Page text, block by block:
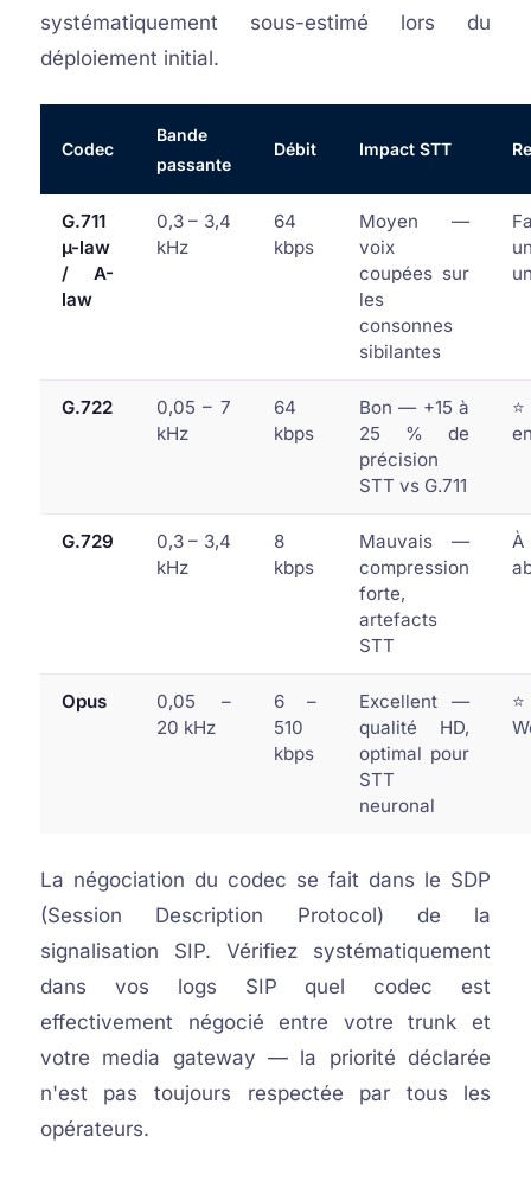
systématiquement sous-estimé lors du
déploiement initial.
Codec
Bande
passante
Débit Impact STT
G.711
µ-law
/ A-
law
0,3 – 3,4
kHz
64
kbps
Moyen —
voix
coupées sur
les
consonnes
sibilantes
G.722
0,05 – 7
kHz
64
kbps
Bon — +15 à
25 % de
précision
STT vs G.711
G.729
0,3 – 3,4
kHz
8
kbps
Mauvais —
compression
forte,
artefacts
STT
Opus
0,05 –
20 kHz
6 –
510
kbps
Excellent —
qualité HD,
optimal pour
STT
neuronal
La négociation du codec se fait dans le SDP
(Session Description Protocol) de la
signalisation SIP. Vérifiez systématiquement
dans vos logs SIP quel codec est
effectivement négocié entre votre trunk et
votre media gateway — la priorité déclarée
n'est pas toujours respectée par tous les
opérateurs.